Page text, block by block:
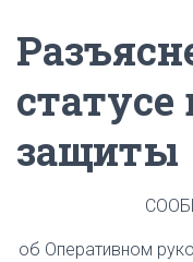
защиты
об Оперативном